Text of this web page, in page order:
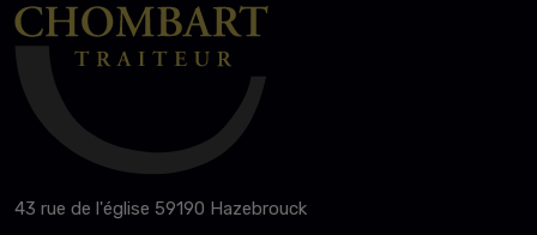
43 rue de l'église 59190 Hazebrouck